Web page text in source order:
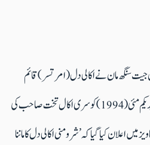
رہا 1994 میں سمرن جیت سنگھ مان نے اکالی دل (امرتسر) قائم
کرکے امرتسر اعلامیہ جاری کیا جس پر یکم مئی( 1994) کو سری اکال تخت صاحب کی
اعلان کیا گیا کہ ’شرومنی اکالی دل کا ماننا